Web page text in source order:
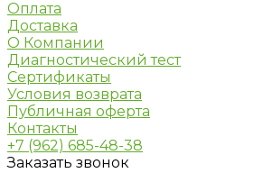
Оплата
Доставка
О Компании
Диагностический тест
Сертификаты
Условия возврата
Публичная оферта
Контакты
+7 (962) 685-48-38
Заказать звонок